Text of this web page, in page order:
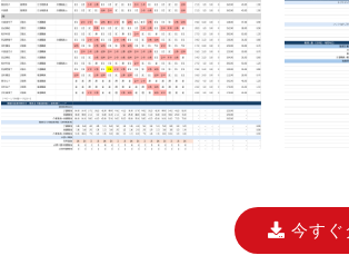
今すぐ